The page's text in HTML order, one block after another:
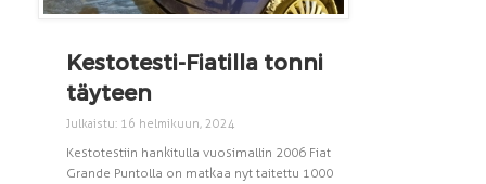
Kestotesti-Fiatilla tonni
täyteen
Julkaistu: 16 helmikuun, 2024
Kestotestiin hankitulla vuosimallin 2006 Fiat
Grande Puntolla on matkaa nyt taitettu 1000